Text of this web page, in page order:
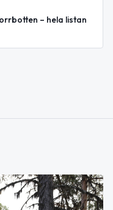
– hela listan